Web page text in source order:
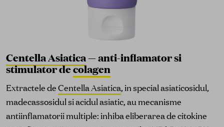
Centella Asiatica— anti-inflamator si
stimulator decolagen
Extractele deCentella Asiatica, in special asiaticosidul,
madecassosidul si acidul asiatic, au mecanisme
antiinflamatorii multiple: inhiba eliberarea de citokine